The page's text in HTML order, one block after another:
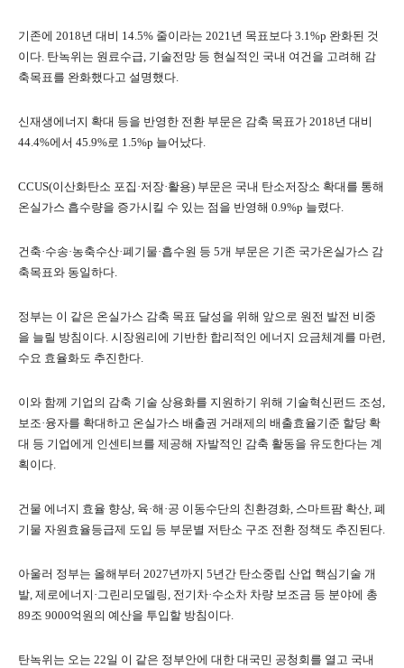
기존에 2018년 대비 14.5% 줄이라는 2021년 목표보다 3.1%p 완화된 것
이다. 탄녹위는 원료수급, 기술전망 등 현실적인 국내 여건을 고려해 감
축목표를 완화했다고 설명했다.
신재생에너지 확대 등을 반영한 전환 부문은 감축 목표가 2018년 대비
44.4%에서 45.9%로 1.5%p 늘어났다.
CCUS(이산화탄소 포집·저장·활용) 부문은 국내 탄소저장소 확대를 통해
온실가스 흡수량을 증가시킬 수 있는 점을 반영해 0.9%p 늘렸다.
건축·수송·농축수산·폐기물·흡수원 등 5개 부문은 기존 국가온실가스 감
축목표와 동일하다.
정부는 이 같은 온실가스 감축 목표 달성을 위해 앞으로 원전 발전 비중
을 늘릴 방침이다. 시장원리에 기반한 합리적인 에너지 요금체계를 마련,
수요 효율화도 추진한다.
이와 함께 기업의 감축 기술 상용화를 지원하기 위해 기술혁신펀드 조성,
보조·융자를 확대하고 온실가스 배출권 거래제의 배출효율기준 할당 확
대 등 기업에게 인센티브를 제공해 자발적인 감축 활동을 유도한다는 계
획이다.
건물 에너지 효율 향상, 육·해·공 이동수단의 친환경화, 스마트팜 확산, 폐
기물 자원효율등급제 도입 등 부문별 저탄소 구조 전환 정책도 추진된다.
아울러 정부는 올해부터 2027년까지 5년간 탄소중립 산업 핵심기술 개
발, 제로에너지·그린리모델링, 전기차·수소차 차량 보조금 등 분야에 총
89조 9000억원의 예산을 투입할 방침이다.
탄녹위는 오는 22일 이 같은 정부안에 대한 대국민 공청회를 열고 국내